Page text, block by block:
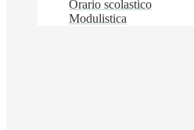
Orario scolastico
Modulistica